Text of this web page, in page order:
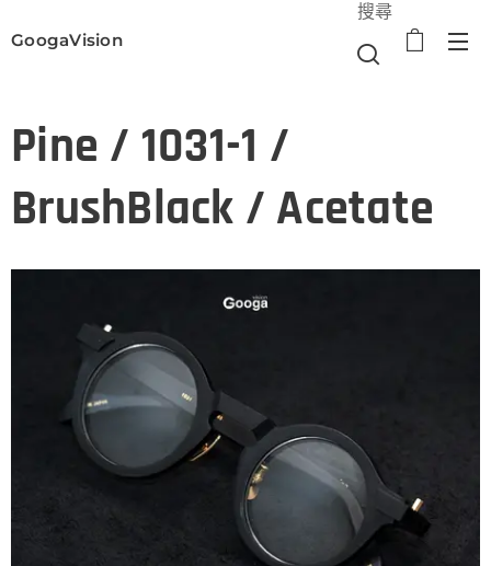
GoogaVision
搜尋
Pine / 1031-1 /
BrushBlack / Acetate